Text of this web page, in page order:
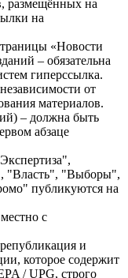
размещённых на
на
«Новости
– обязательна
гиперссылка.
от
материалов.
– должна быть
абзаце
"Власть", "Выборы",
публикуются на
с
и
которое содержит
/ UPG, строго